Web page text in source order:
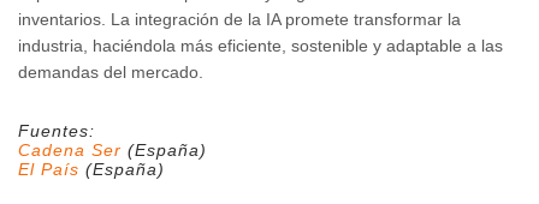
inventarios. La integración de la IA promete transformar la
industria, haciéndola más eficiente, sostenible y adaptable a las
demandas del mercado.
Fuentes:
Cadena Ser (España)
El País (España)